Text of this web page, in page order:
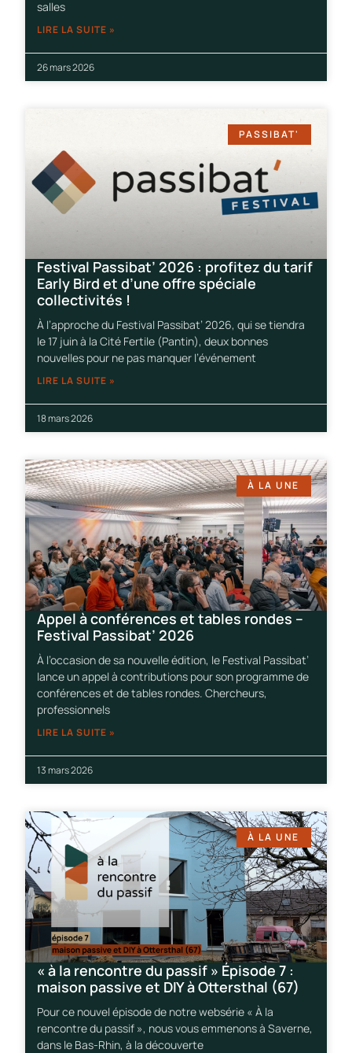
salles
LIRE LA SUITE »
26 mars 2026
PASSIBAT'
Festival Passibat’ 2026 : profitez du tarif
Early Bird et d’une offre spéciale
collectivités !
À l’approche du Festival Passibat’ 2026, qui se tiendra
le 17 juin à la Cité Fertile (Pantin), deux bonnes
nouvelles pour ne pas manquer l’événement
LIRE LA SUITE »
18 mars 2026
À LA UNE
Appel à conférences et tables rondes –
Festival Passibat’ 2026
À l’occasion de sa nouvelle édition, le Festival Passibat’
lance un appel à contributions pour son programme de
conférences et de tables rondes. Chercheurs,
professionnels
LIRE LA SUITE »
13 mars 2026
À LA UNE
« à la rencontre du passif » Épisode 7 :
maison passive et DIY à Ottersthal (67)
Pour ce nouvel épisode de notre websérie « À la
rencontre du passif », nous vous emmenons à Saverne,
dans le Bas-Rhin, à la découverte